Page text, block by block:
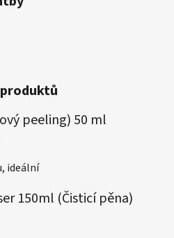
peeling) 50 ml
hvězdiček.
ideální
150ml (Čisticí pěna)
hvězdiček.